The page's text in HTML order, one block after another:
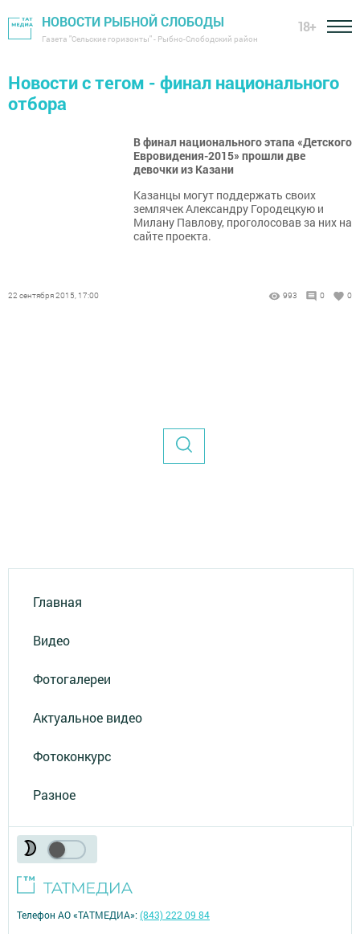
НОВОСТИ РЫБНОЙ СЛОБОДЫ
Газета "Сельские горизонты" - Рыбно-Слободский район
18+
Новости с тегом - финал национального
отбора
В финал национального этапа «Детского
Евровидения-2015» прошли две
девочки из Казани
Казанцы могут поддержать своих
землячек Александру Городецкую и
Милану Павлову, проголосовав за них на
сайте проекта.
22 сентября 2015, 17:00 993 0 0
Главная
Видео
Фотогалереи
Актуальное видео
Фотоконкурс
Разное
Телефон АО «ТАТМЕДИА»:(843) 222 09 84